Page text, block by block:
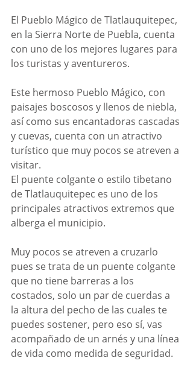
El Pueblo Mágico de Tlatlauquitepec,
en la Sierra Norte de Puebla, cuenta
con uno de los mejores lugares para
los turistas y aventureros.
Este hermoso Pueblo Mágico, con
paisajes boscosos y llenos de niebla,
así como sus encantadoras cascadas
y cuevas, cuenta con un atractivo
turístico que muy pocos se atreven a
visitar.
El puente colgante o estilo tibetano
de Tlatlauquitepec es uno de los
principales atractivos extremos que
alberga el municipio.
Muy pocos se atreven a cruzarlo
pues se trata de un puente colgante
que no tiene barreras a los
costados, solo un par de cuerdas a
la altura del pecho de las cuales te
puedes sostener, pero eso sí, vas
acompañado de un arnés y una línea
de vida como medida de seguridad.